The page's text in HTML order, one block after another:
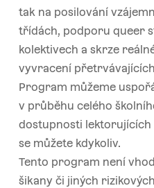
tak na posilování
třídách, podporu queer
kolektivech a skrze
vyvracení
Program můžeme
v průběhu celého
dostupnosti
se můžete kdykoliv.
Tento program není
šikany či jiných